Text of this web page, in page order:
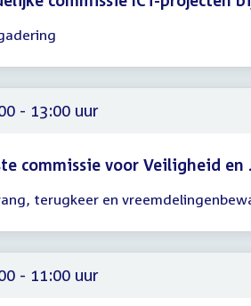
- 13:00 uur
commissie voor Veiligheid en
terugkeer en
- 11:00 uur